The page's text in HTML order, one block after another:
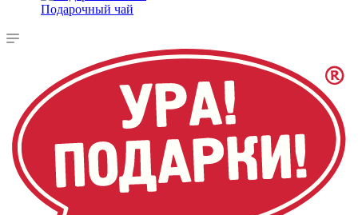
Подарочный чай